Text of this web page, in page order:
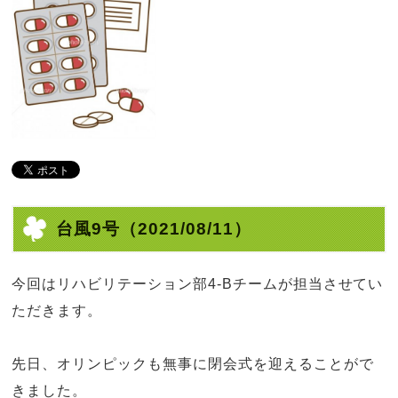
台風9号（2021/08/11）
今回はリハビリテーション部4-Bチームが担当させてい
ただきます。
先日、オリンピックも無事に閉会式を迎えることがで
きました。